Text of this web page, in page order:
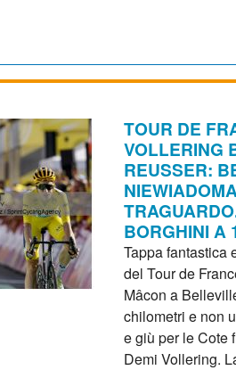
TOUR DE
VOLLERING
REUSSER:
BORGHINI A
Tappa fantastica
del Tour de
Mâcon a
chilometri e non
e giù per le Cote
Demi Vollering.